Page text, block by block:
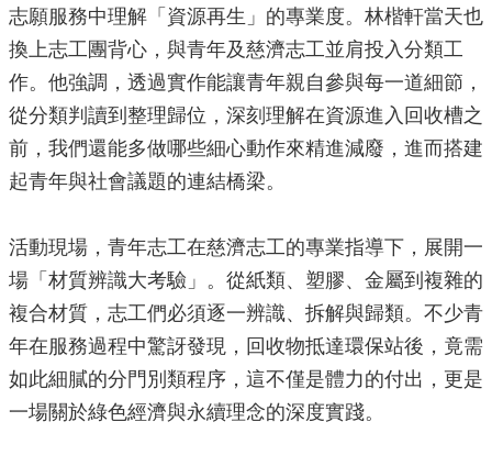
務
公
開
資
訊
網
站
覽
局
長
信
箱
雙
語
志願服務中理解「資源再生」的專業度。林楷軒當天也
換上志工團背心，與青年及慈濟志工並肩投入分類工
作。他強調，透過實作能讓青年親自參與每一道細節，
從分類判讀到整理歸位，深刻理解在資源進入回收槽之
前，我們還能多做哪些細心動作來精進減廢，進而搭建
起青年與社會議題的連結橋梁。
活動現場，青年志工在慈濟志工的專業指導下，展開一
場「材質辨識大考驗」。從紙類、塑膠、金屬到複雜的
複合材質，志工們必須逐一辨識、拆解與歸類。不少青
年在服務過程中驚訝發現，回收物抵達環保站後，竟需
如此細膩的分門別類程序，這不僅是體力的付出，更是
一場關於綠色經濟與永續理念的深度實踐。